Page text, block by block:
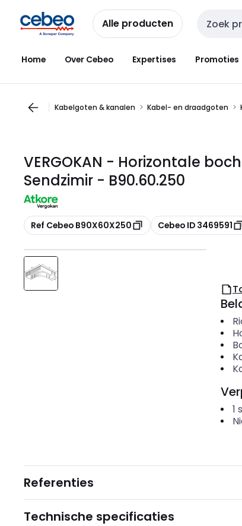
naar
navigatie
naar
inhoud
Alle producten Zoekveld
Home Over Cebeo Expertises Promoties
Kabelgoten & kanalen Kabel- en draadgoten
VERGOKAN - Horizontale
Sendzimir - B90.60.250
Kopiëren
Ref Cebeo B90X60X250 Kopiëren
Cebeo ID 3469591
1
Referenties
Technische specificaties